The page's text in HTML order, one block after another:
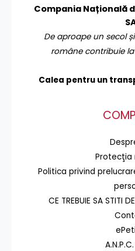
Compania Națională
De aproape un secol
române contribuie
Calea pentru un
Protecţia
Politica privind
CE TREBUIE SA STITI